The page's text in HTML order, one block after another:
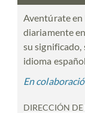
Aventúrate en
diariamente
su significado,
idioma
En
DIRECCIÓN DE